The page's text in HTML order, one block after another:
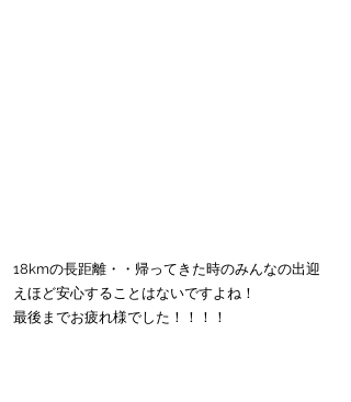
18kmの長距離・・帰ってきた時のみんなの出迎
えほど安心することはないですよね！
最後までお疲れ様でした！！！！